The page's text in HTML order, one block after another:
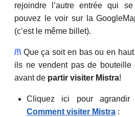
rejoindre l’autre entrée qui
pouvez le voir sur la
(c’est le même billet).
/!\ Que ça soit en bas ou en
ils ne vendent pas de bouteille
avant de partir visiter Mistra!
Cliquez ici pour agrandir
Comment visiter Mistra :